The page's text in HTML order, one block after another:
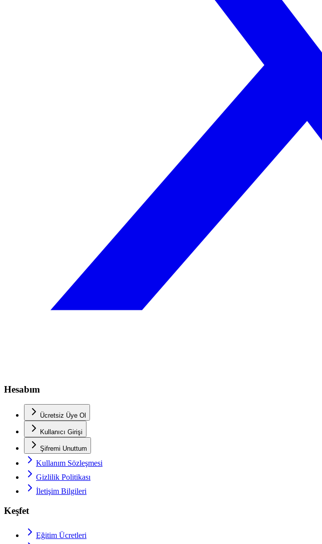
Hesabım
Ücretsiz Üye Ol
Kullanıcı Girişi
Şifremi Unuttum
Kullanım Sözleşmesi
Gizlilik Politikası
İletişim Bilgileri
Keşfet
Eğitim Ücretleri